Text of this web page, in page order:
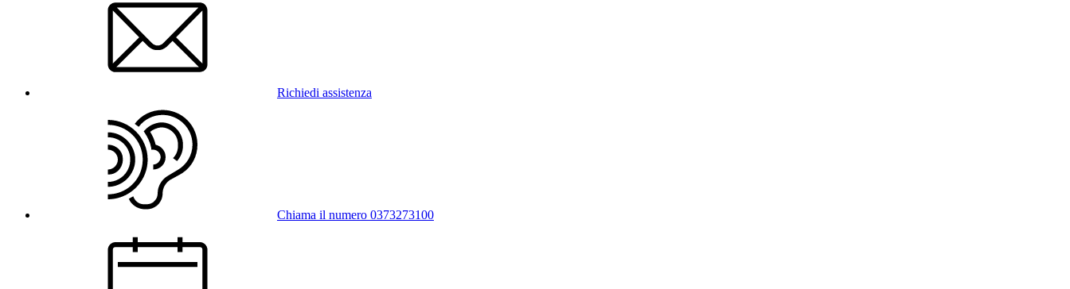
Richiedi assistenza
Chiama il numero 0373273100